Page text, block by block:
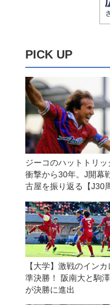
PICK UP
ジーコのハットトリ
衝撃から30年。J開幕
古屋を振り返る【J30
【大学】激戦のインカ
準決勝！ 阪南大と駒
が決勝に進出